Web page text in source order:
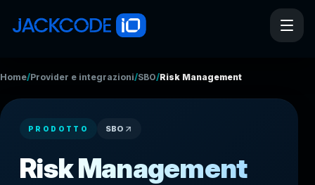
Home/Provider e integrazioni/SBO/Risk Management
PRODOTTO SBO
Risk Management